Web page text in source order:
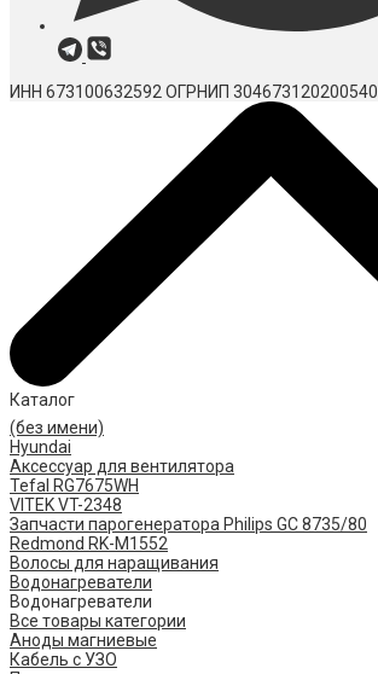
ИНН 673100632592 ОГРНИП 304673120200540
Каталог
(без имени)
Hyundai
Аксессуар для вентилятора
Tefal RG7675WH
VITEK VT-2348
Запчасти парогенератора Philips GC 8735/80
Redmond RK-M1552
Волосы для наращивания
Водонагреватели
Водонагреватели
Все товары категории
Аноды магниевые
Кабель с УЗО